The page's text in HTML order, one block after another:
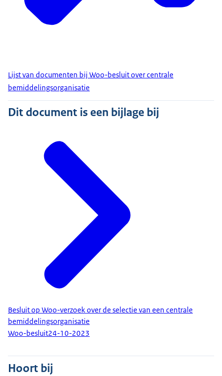
Lijst van documenten bij Woo-besluit over centrale
bemiddelingsorganisatie
Dit document is een bijlage bij
Besluit op Woo-verzoek over de selectie van een centrale
bemiddelingsorganisatie
Woo-besluit24-10-2023
Hoort bij